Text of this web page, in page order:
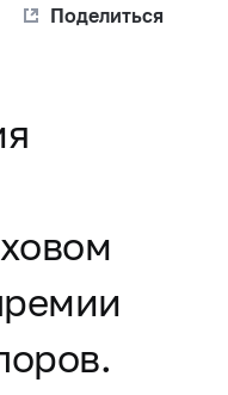
Поделиться